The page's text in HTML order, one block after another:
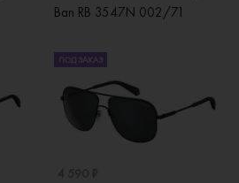
Ban RB 3547N 002/71
ПОД ЗАКАЗ